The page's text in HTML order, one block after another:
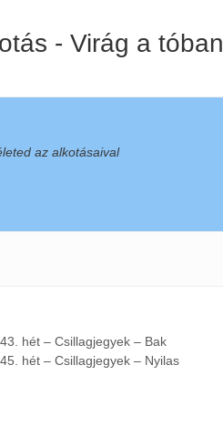
- Virág a tóban
az alkotásaival
hét – Csillagjegyek – Bak
hét – Csillagjegyek – Nyilas